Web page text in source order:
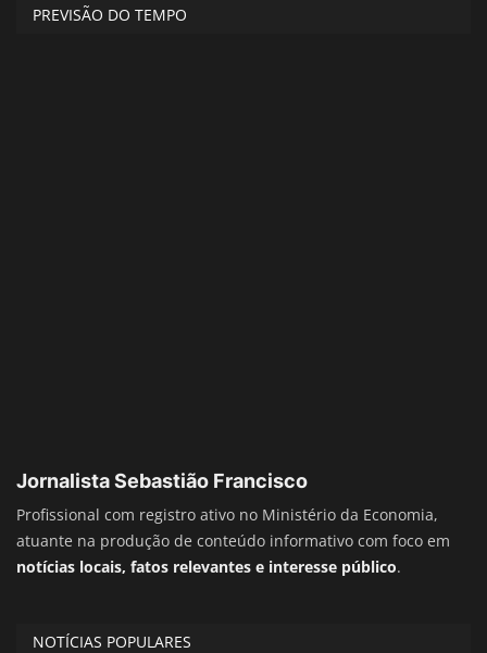
PREVISÃO DO TEMPO
Jornalista Sebastião Francisco
Profissional com registro ativo no Ministério da Economia,
atuante na produção de conteúdo informativo com foco em
notícias locais, fatos relevantes e interesse público.
NOTÍCIAS POPULARES